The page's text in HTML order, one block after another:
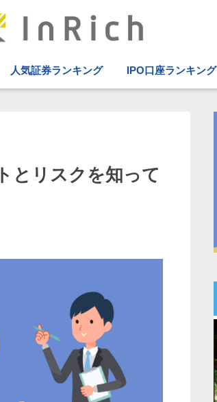
人気証券ランキング IPO口座ランキング
とリスクを知って